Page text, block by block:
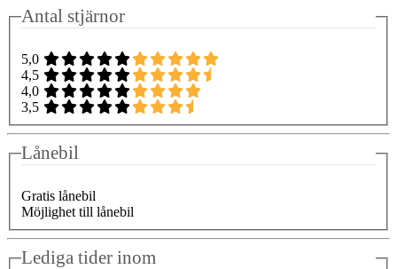
Antal stjärnor
5,0
4,5
4,0
3,5
Lånebil
Gratis lånebil
Möjlighet till lånebil
Lediga tider inom